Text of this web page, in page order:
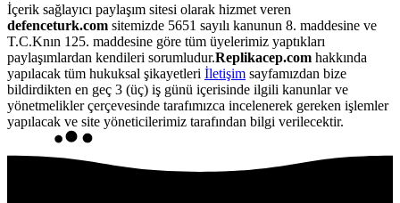
İçerik sağlayıcı paylaşım sitesi olarak hizmet veren
defenceturk.com sitemizde 5651 sayılı kanunun 8. maddesine ve
T.C.Knın 125. maddesine göre tüm üyelerimiz yaptıkları
paylaşımlardan kendileri sorumludur.Replikacep.com hakkında
yapılacak tüm hukuksal şikayetleri İletişim sayfamızdan bize
bildirdikten en geç 3 (üç) iş günü içerisinde ilgili kanunlar ve
yönetmelikler çerçevesinde tarafımızca incelenerek gereken işlemler
yapılacak ve site yöneticilerimiz tarafından bilgi verilecektir.